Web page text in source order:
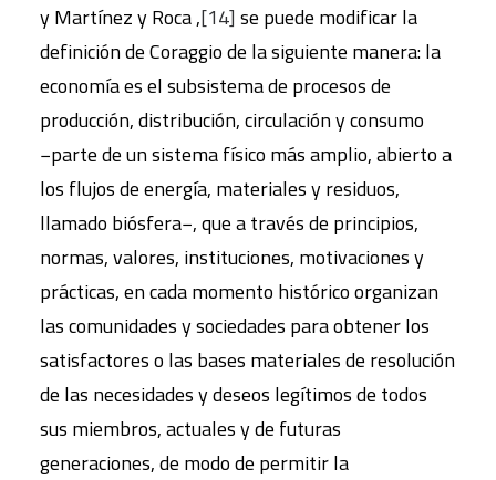
y Martínez y Roca ,[14] se puede modificar la
definición de Coraggio de la siguiente manera: la
economía es el subsistema de procesos de
producción, distribución, circulación y consumo
−parte de un sistema físico más amplio, abierto a
los flujos de energía, materiales y residuos,
llamado biósfera−, que a través de principios,
normas, valores, instituciones, motivaciones y
prácticas, en cada momento histórico organizan
las comunidades y sociedades para obtener los
satisfactores o las bases materiales de resolución
de las necesidades y deseos legítimos de todos
sus miembros, actuales y de futuras
generaciones, de modo de permitir la